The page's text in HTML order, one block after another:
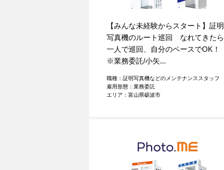
【みんな未経験からスタート】証明
写真機のルート巡回 なれてきたら
一人で巡回、自分のペースでOK！
※業務委託/小矢...
職種：証明写真機などのメンテナンススタッフ
雇用形態：業務委託
エリア：富山県砺波市